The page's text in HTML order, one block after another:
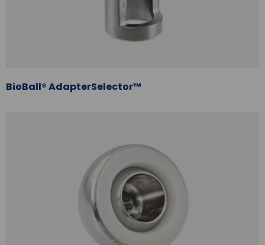
BioBall® AdapterSelector™